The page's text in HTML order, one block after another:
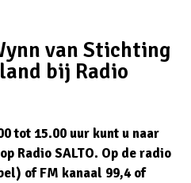
van Stichting
bij Radio
tot 15.00 uur kunt u naar
Radio SALTO. Op de radio
of FM kanaal 99,4 of